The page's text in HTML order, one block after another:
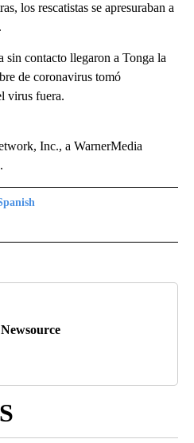
los rescatistas se apresuraban a
sin contacto llegaron a Tonga la
de coronavirus tomó
virus fuera.
Inc., a WarnerMedia
TO RECEIVE NOTIFICATIONS ABOUT